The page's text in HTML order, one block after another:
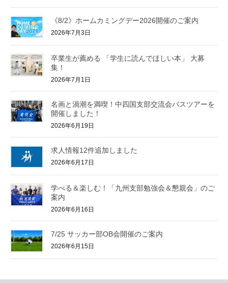
《8/2》ホームカミングデー2026開催のご案内
2026年7月3日
卒業生が薦める 「学生に読んでほしい本」 大募
集！
2026年7月1日
名画と渦潮を満喫！中四国支部交流会バスツアーを
開催しました！
2026年6月19日
求人情報12件追加しました
2026年6月17日
学べる＆楽しむ！「九州支部勉強会＆懇親会」のご
案内
2026年6月16日
7/25 サッカー部OB会開催のご案内
2026年6月15日